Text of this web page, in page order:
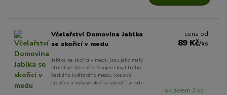
Včelařství Domovina Jablka
se skořicí v medu
Jablka se skořicí v medu jsou jako malý
štrúdl ve skleničce.Spojení kvalitního
českého květového medu, kousků
jablíček a voňavé skořice vytváří lahodn...
cena od
89 Kč/ks
skladem 2 ks